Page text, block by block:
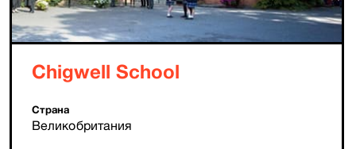
Chigwell School
Страна
Великобритания